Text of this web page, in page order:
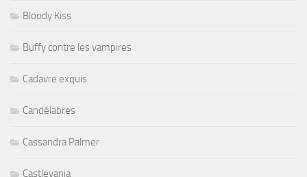
Bloody Kiss
Buffy contre les vampires
Cadavre exquis
Candélabres
Cassandra Palmer
Castlevania